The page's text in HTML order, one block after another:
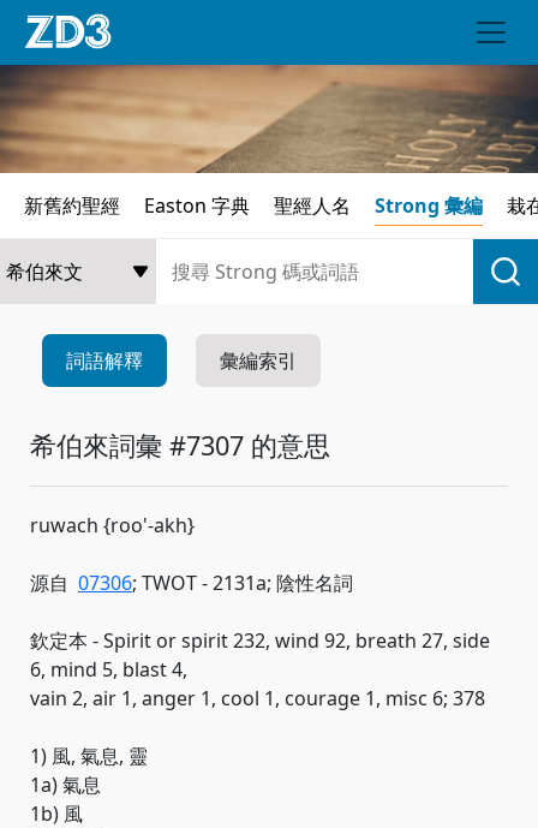
新舊約聖經 Easton 字典 聖經人名 Strong 彙編 栽
詞語解釋 彙編索引
希伯來詞彙 #7307 的意思
ruwach {roo'-akh}
源自 07306; TWOT - 2131a; 陰性名詞
欽定本 - Spirit or spirit 232, wind 92, breath 27, side
6, mind 5, blast 4,
vain 2, air 1, anger 1, cool 1, courage 1, misc 6; 378
1) 風, 氣息, 靈
1a) 氣息
1b) 風